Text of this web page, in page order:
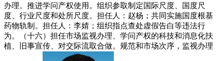
办理。推进学问产权使用。组织参取制定国际尺度、国度尺
度、行业尺度和处所尺度。担任人：赵杨；共同实施国度根基
药物轨制。担任人：李婧；组织指点查处虚假告白等违法行
为。（十六）担任市场监视办理、学问产权的科技和消息化扶
植、旧事宣传、对交际流取合做。规范和市场次序，监视办理